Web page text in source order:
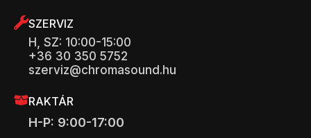
SZERVIZ
H, SZ: 10:00-15:00
+36 30 350 5752
szerviz@chromasound.hu
RAKTÁR
H-P: 9:00-17:00